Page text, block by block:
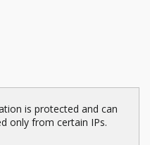
is protected and can
only from certain IPs.